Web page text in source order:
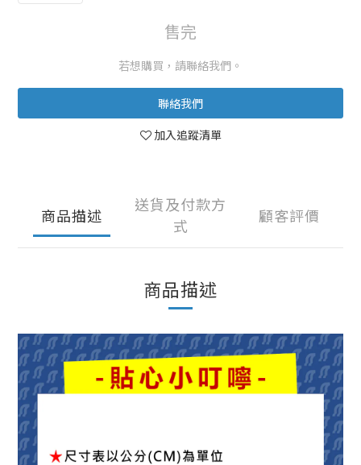
售完
若想購買，請聯絡我們。
聯絡我們
加入追蹤清單
商品描述
送貨及付款方
式
顧客評價
商品描述